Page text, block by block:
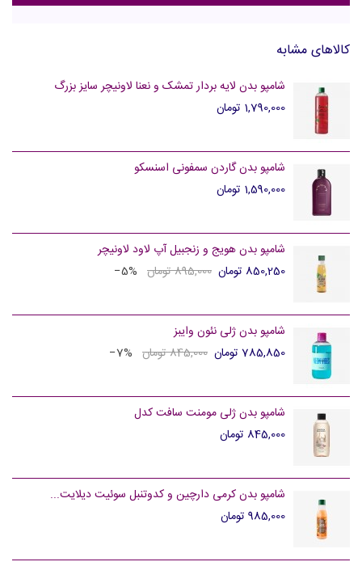
کالاهای مشابه
شامپو بدن لایه بردار تمشک و نعنا لاونیچر سایز بزرگ
1,790,000 تومان
شامپو بدن گاردن سمفونی اسنسکو
1,590,000 تومان
شامپو بدن هویج و زنجبیل آپ لاود لاونیچر
850,250 تومان
895,000 تومان ‎−5%
شامپو بدن ژلی نئون وایبز
785,850 تومان
845,000 تومان ‎−7%
شامپو بدن ژلی مومنت سافت کدل
845,000 تومان
شامپو بدن کرمی دارچین و کدوتنبل سوئیت دیلایت...
985,000 تومان